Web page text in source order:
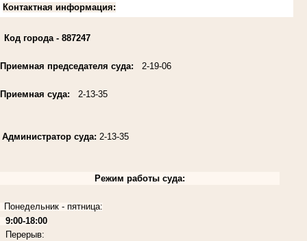
Контактная информация:
Код города - 887247
Приемная председателя суда: 2-19-06
Приемная суда: 2-13-35
Администратор суда: 2-13-35
Режим работы суда:
Понедельник - пятница:
9:00-18:00
Перерыв: